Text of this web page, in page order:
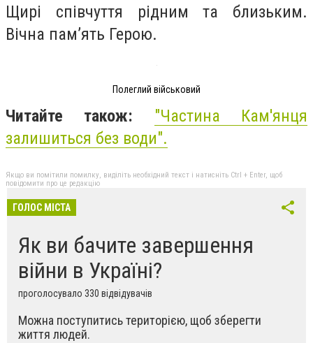
Щирі співчуття рідним та близьким.
Вічна пам’ять Герою.
Полеглий військовий
Читайте також: "Частина Кам'янця
залишиться без води".
Якщо ви помітили помилку, виділіть необхідний текст і натисніть Ctrl + Enter, щоб
повідомити про це редакцію
ГОЛОС МІСТА
Як ви бачите завершення
війни в Україні?
проголосувало 330 відвідувачів
Можна поступитись територією, щоб зберегти
життя людей.